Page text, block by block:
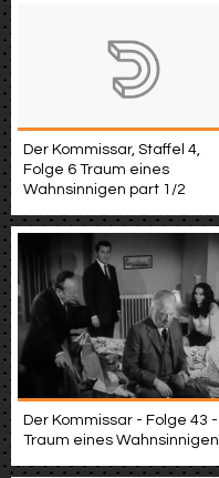
Der Kommissar, Staffel 4,
Folge 6 Traum eines
Wahnsinnigen part 1/2
Der Kommissar - Folge 43 -
Traum eines Wahnsinnigen